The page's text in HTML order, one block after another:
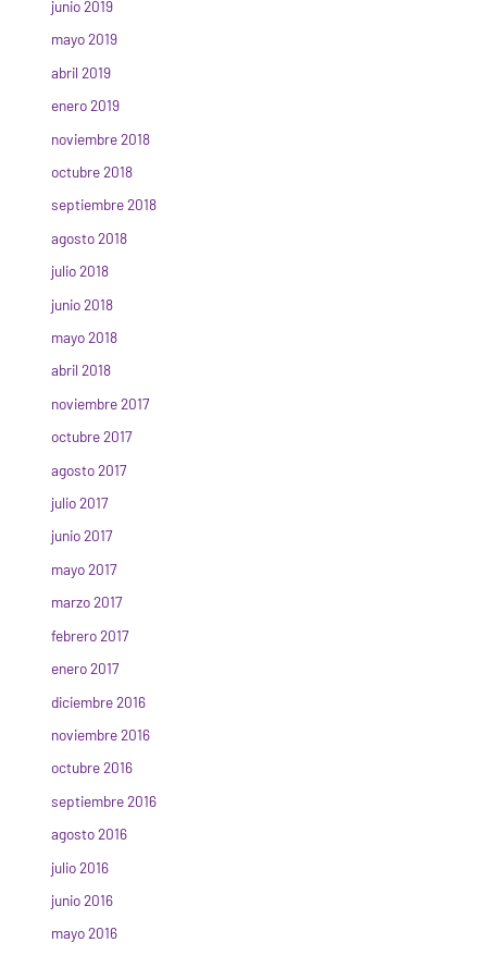
junio 2019
mayo 2019
abril 2019
enero 2019
noviembre 2018
octubre 2018
septiembre 2018
agosto 2018
julio 2018
junio 2018
mayo 2018
abril 2018
noviembre 2017
octubre 2017
agosto 2017
julio 2017
junio 2017
mayo 2017
marzo 2017
febrero 2017
enero 2017
diciembre 2016
noviembre 2016
octubre 2016
septiembre 2016
agosto 2016
julio 2016
junio 2016
mayo 2016